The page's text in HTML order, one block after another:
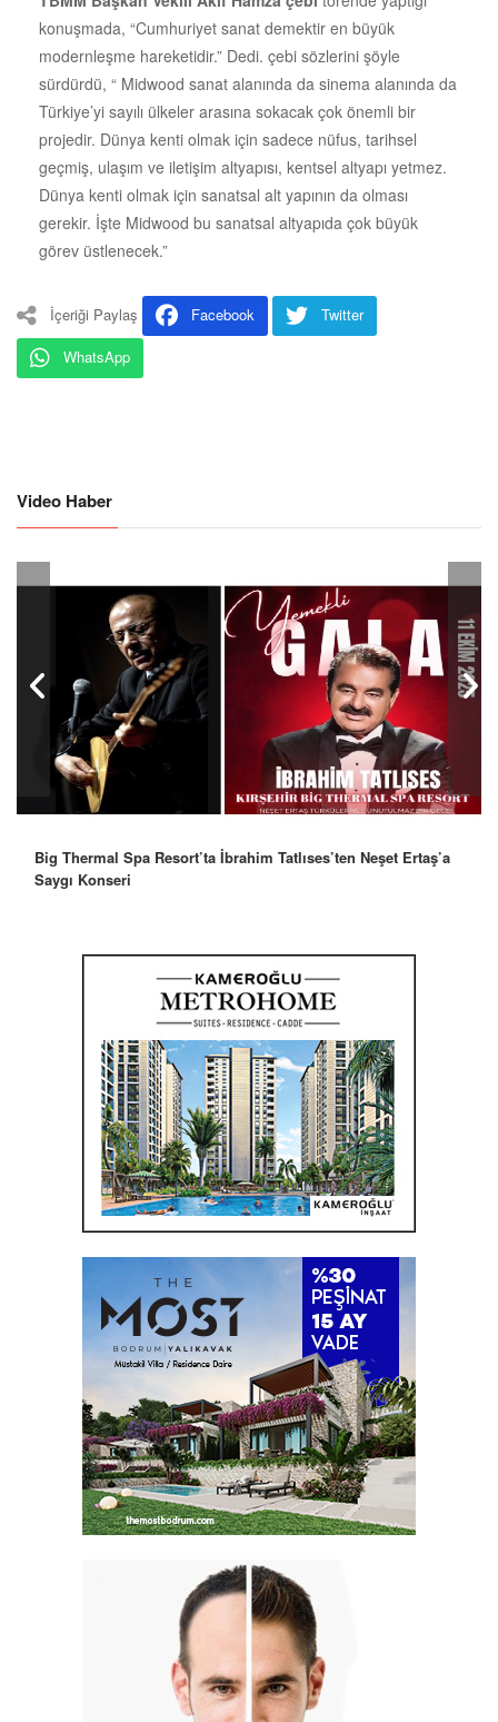
konuşmada, “Cumhuriyet sanat demektir en büyük
modernleşme hareketidir.” Dedi. çebi sözlerini şöyle
sürdürdü, “ Midwood sanat alanında da sinema alanında da
Türkiye’yi sayılı ülkeler arasına sokacak çok önemli bir
projedir. Dünya kenti olmak için sadece nüfus, tarihsel
geçmiş, ulaşım ve iletişim altyapısı, kentsel altyapı yetmez.
Dünya kenti olmak için sanatsal alt yapının da olması
gerekir. İşte Midwood bu sanatsal altyapıda çok büyük
görev üstlenecek.”
İçeriği Paylaş Facebook
Twitter
WhatsApp
Video Haber
Big Thermal Spa Resort’ta İbrahim Tatlıses’ten Neşet Ertaş’a
Saygı Konseri